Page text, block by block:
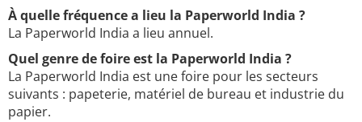
À quelle fréquence a lieu la Paperworld India ?
La Paperworld India a lieu annuel.
Quel genre de foire est la Paperworld India ?
La Paperworld India est une foire pour les secteurs
suivants : papeterie, matériel de bureau et industrie du
papier.